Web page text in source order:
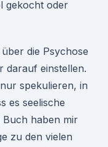
gekocht oder
die Psychose
darauf einstellen.
spekulieren, in
es seelische
Buch haben mir
zu den vielen